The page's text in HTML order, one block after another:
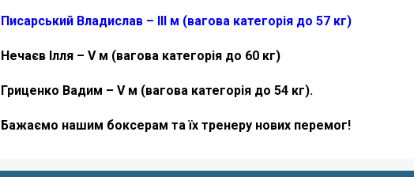
Писарський Владислав – ІІІ м (вагова категорія до 57 кг)
Нечаєв Ілля – V м (вагова категорія до 60 кг)
Гриценко Вадим – V м (вагова категорія до 54 кг).
Бажаємо нашим боксерам та їх тренеру нових перемог!